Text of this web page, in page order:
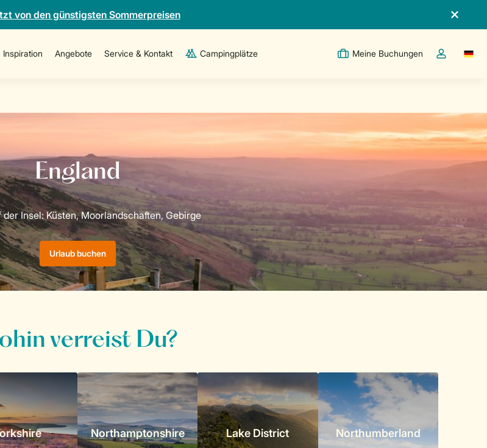
von den günstigsten Sommerpreisen
Inspiration Angebote Service & Kontakt Campingplätze Meine Buchungen
Dropdown-
Urlaub buchen
verreist Du?
Northamptonshire Lake District Northumberland